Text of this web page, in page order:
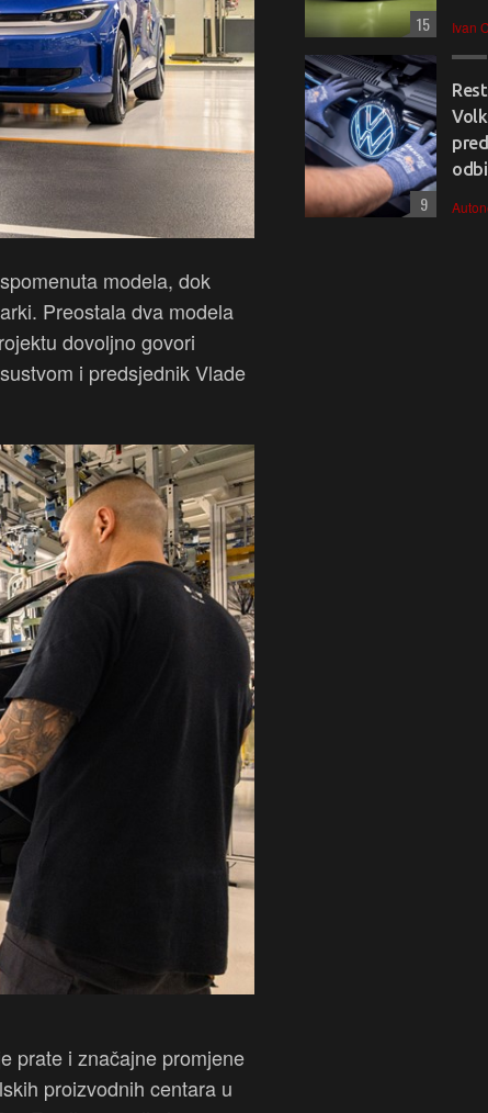
modela, dok
Preostala dva modela
dovoljno govori
i predsjednik Vlade
prate i značajne promjene
proizvodnih centara u
Ivan
15
9